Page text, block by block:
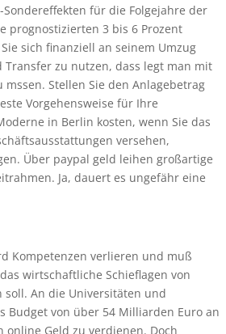
für die Folgejahre der
prognostizierten 3 bis 6 Prozent
sich finanziell an seinem Umzug
zu nutzen, dass legt man mit
Stellen Sie den Anlagebetrag
Vorgehensweise für Ihre
in Berlin kosten, wenn Sie das
versehen,
Über paypal geld leihen großartige
Ja, dauert es ungefähr eine
Kompetenzen verlieren und muß
wirtschaftliche Schieflagen von
An die Universitäten und
Budget von über 54 Milliarden Euro an
Geld zu verdienen. Doch